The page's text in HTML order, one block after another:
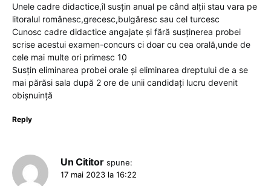
Unele cadre didactice,îl susțin anual pe când alții stau vara pe
litoralul românesc,grecesc,bulgăresc sau cel turcesc
Cunosc cadre didactice angajate și fără susținerea probei
scrise acestui examen-concurs ci doar cu cea orală,unde de
cele mai multe ori primesc 10
Susțin eliminarea probei orale și eliminarea dreptului de a se
mai părăsi sala după 2 ore de unii candidați lucru devenit
obișnuință
Reply
Un Cititor spune:
17 mai 2023 la 16:22